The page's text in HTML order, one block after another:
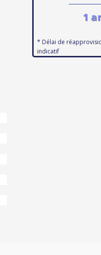
1
* Délai de
indicatif